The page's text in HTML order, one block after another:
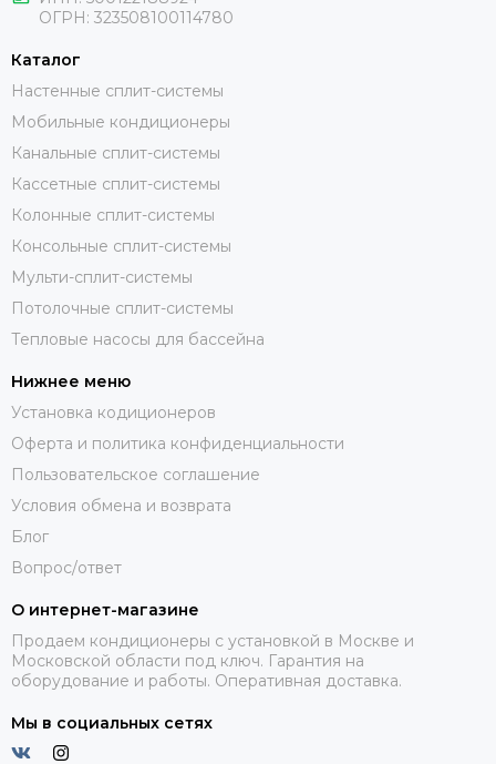
ОГРН: 323508100114780
Каталог
Настенные сплит-системы
Мобильные кондиционеры
Канальные сплит-системы
Кассетные сплит-системы
Колонные сплит-системы
Консольные сплит-системы
Мульти-сплит-системы
Потолочные сплит-системы
Тепловые насосы для бассейна
Нижнее меню
Установка кодиционеров
Оферта и политика конфиденциальности
Пользовательское соглашение
Условия обмена и возврата
Блог
Вопрос/ответ
О интернет-магазине
Продаем кондиционеры с установкой в Москве и
Московской области под ключ. Гарантия на
оборудование и работы. Оперативная доставка.
Мы в социальных сетях